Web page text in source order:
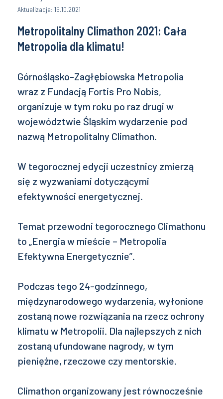
Aktualizacja: 15.10.2021
Metropolitalny Climathon 2021: Cała
Metropolia dla klimatu!
Górnośląsko-Zagłębiowska Metropolia
wraz z Fundacją Fortis Pro Nobis,
organizuje w tym roku po raz drugi w
województwie Śląskim wydarzenie pod
nazwą Metropolitalny Climathon.
W tegorocznej edycji uczestnicy zmierzą
się z wyzwaniami dotyczącymi
efektywności energetycznej.
Temat przewodni tegorocznego Climathonu
to „Energia w mieście – Metropolia
Efektywna Energetycznie”.
Podczas tego 24-godzinnego,
międzynarodowego wydarzenia, wyłonione
zostaną nowe rozwiązania na rzecz ochrony
klimatu w Metropolii. Dla najlepszych z nich
zostaną ufundowane nagrody, w tym
pieniężne, rzeczowe czy mentorskie.
Climathon organizowany jest równocześnie